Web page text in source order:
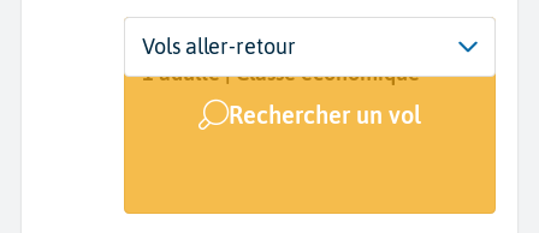
Départ
De...
Dates
Dates de votre voyage
Voyageurs | Classe
1 adulte | Classe économique
Rechercher un vol
Vols aller-retour